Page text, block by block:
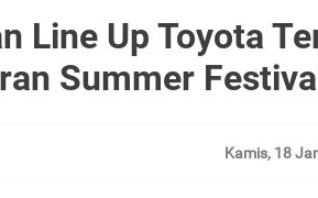
Line Up Toyota
Summer Festival
Kamis, 18